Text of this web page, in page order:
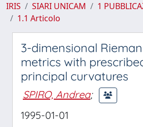
IRIS SIARI UNICAM
1
1.1 Articolo
3-dimensional
metrics with
principal curvatures
SPIRO, Andrea;
1995-01-01